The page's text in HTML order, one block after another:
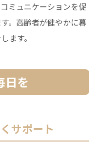
ミュニケーションを促
。高齢者が健やかに暮
ます。
日を
サポート